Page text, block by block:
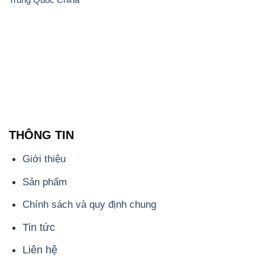
- 0932.660.696 - 0901.326.566 - 0906.387.866 -
0902.765.866
📧 Email: hoachat@dactruongphat.vn
ĐỊA CHỈ
1229C Quốc lộ 1A, Phường Bình Trị Đông B,
Quận Bình Tân, TP. Hồ Chí Minh